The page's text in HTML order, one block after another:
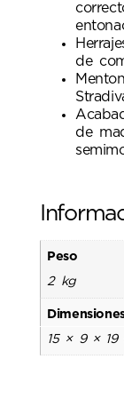
de
de
Peso
2 kg
15 × 9 × 19